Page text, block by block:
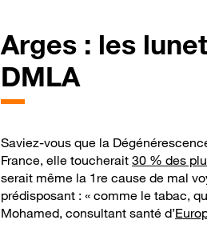
Arges : les
DMLA
Saviez-vous que la
France, elle toucherait 30 % des
serait même la 1re cause de mal
prédisposant : « comme le tabac,
Mohamed, consultant santé d’